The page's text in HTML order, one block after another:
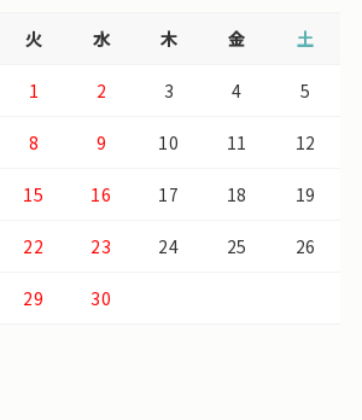
火 水 木 金 土
1 2 3 4 5
8 9 10 11 12
15 16 17 18 19
22 23 24 25 26
29 30